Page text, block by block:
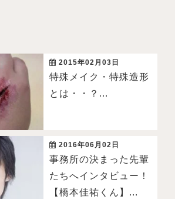
2015年02月03日
特殊メイク・特殊造形
とは・・？...
2016年06月02日
事務所の決まった先輩
たちへインタビュー！
【橋本佳祐くん】...